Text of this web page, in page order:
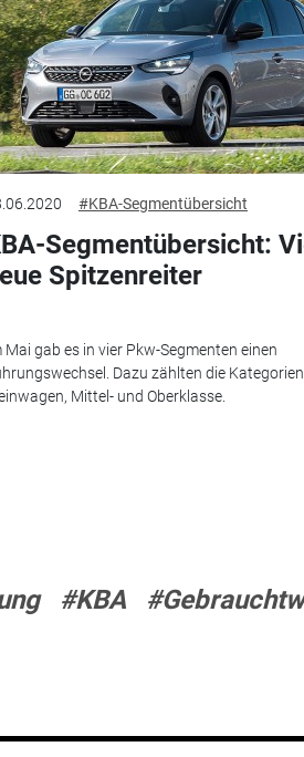
#KBA-Segmentübersicht
Segmentübersicht:
Spitzenreiter
Mai gab es in vier Pkw-Segmenten einen
Dazu zählten die
Mittel- und Oberklasse.
#KBA